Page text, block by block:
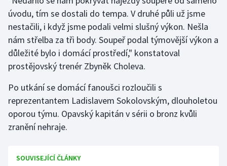
Ragby
Rychlobruslení
Rychlostní kanoistika
Short track
Sportovní střelba
Triatlon
úvodu, tím se dostali do tempa. V druhé půli už jsme
nestačili, i když jsme podali velmi slušný výkon. Nešla
nám střelba za tři body. Soupeř podal týmovější výkon a
důležité bylo i domácí prostředí," konstatoval
prostějovský trenér Zbyněk Choleva.
Po utkání se domácí fanoušci rozloučili s
reprezentantem Ladislavem Sokolovským, dlouholetou
oporou týmu. Opavský kapitán v sérii o bronz kvůli
zranění nehraje.
SOUVISEJÍCÍ ČLÁNKY